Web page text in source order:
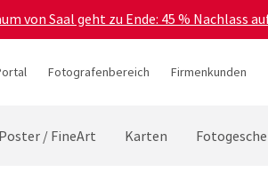
von Saal geht zu Ende: 45 % Nachlass
Fotografenbereich Firmenkunden
Poster / FineArt Karten